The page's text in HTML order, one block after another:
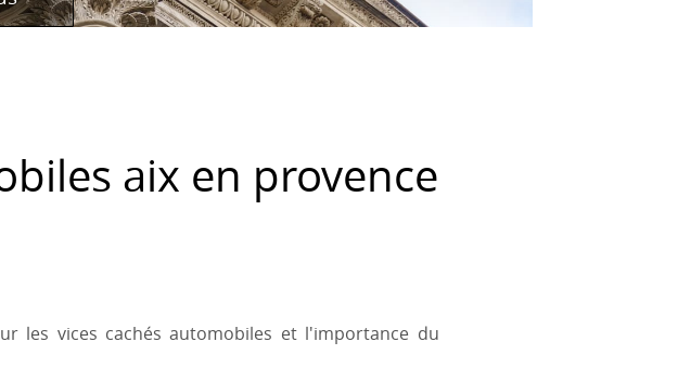
aix en provence
les vices cachés automobiles et l'importance du